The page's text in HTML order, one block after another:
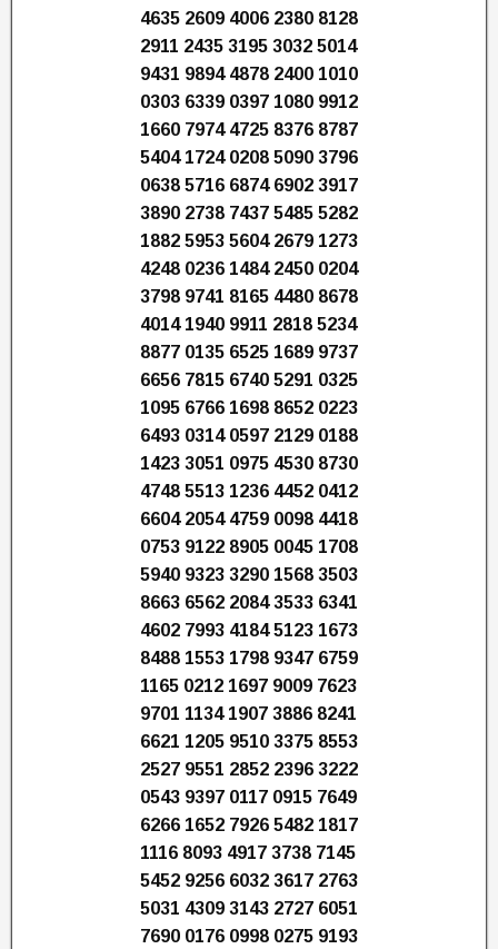
4635 2609 4006 2380 8128
2911 2435 3195 3032 5014
9431 9894 4878 2400 1010
0303 6339 0397 1080 9912
1660 7974 4725 8376 8787
5404 1724 0208 5090 3796
0638 5716 6874 6902 3917
3890 2738 7437 5485 5282
1882 5953 5604 2679 1273
4248 0236 1484 2450 0204
3798 9741 8165 4480 8678
4014 1940 9911 2818 5234
8877 0135 6525 1689 9737
6656 7815 6740 5291 0325
1095 6766 1698 8652 0223
6493 0314 0597 2129 0188
1423 3051 0975 4530 8730
4748 5513 1236 4452 0412
6604 2054 4759 0098 4418
0753 9122 8905 0045 1708
5940 9323 3290 1568 3503
8663 6562 2084 3533 6341
4602 7993 4184 5123 1673
8488 1553 1798 9347 6759
1165 0212 1697 9009 7623
9701 1134 1907 3886 8241
6621 1205 9510 3375 8553
2527 9551 2852 2396 3222
0543 9397 0117 0915 7649
6266 1652 7926 5482 1817
1116 8093 4917 3738 7145
5452 9256 6032 3617 2763
5031 4309 3143 2727 6051
7690 0176 0998 0275 9193